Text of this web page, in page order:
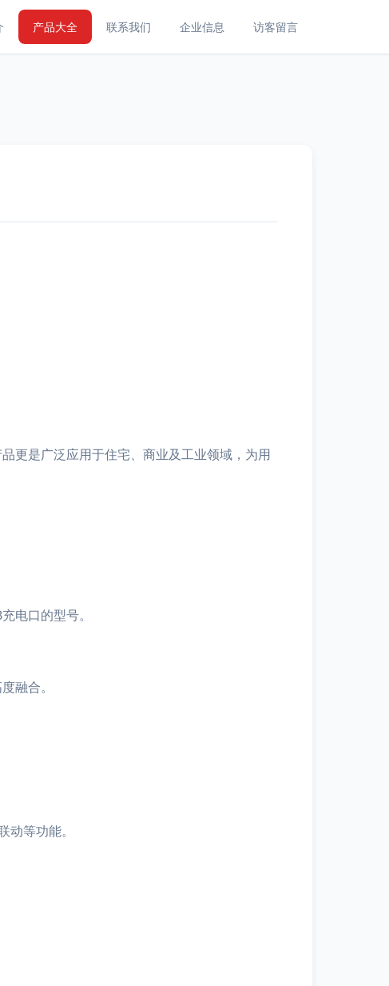
产品大全 联系我们 企业信息 访客留言
更是广泛应用于住宅、商业及工业领域，为用
电口的型号。
融合。
等功能。